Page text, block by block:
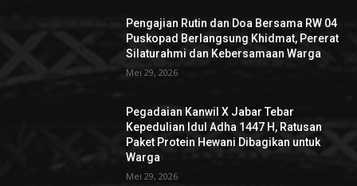
Pengajian Rutin dan Doa Bersama RW 04
Puskopad Berlangsung Khidmat, Pererat
Silaturahmi dan Kebersamaan Warga
Mei 29, 2026
Pegadaian Kanwil X Jabar Tebar
Kepedulian Idul Adha 1447 H, Ratusan
Paket Protein Hewani Dibagikan untuk
Warga
Mei 29, 2026